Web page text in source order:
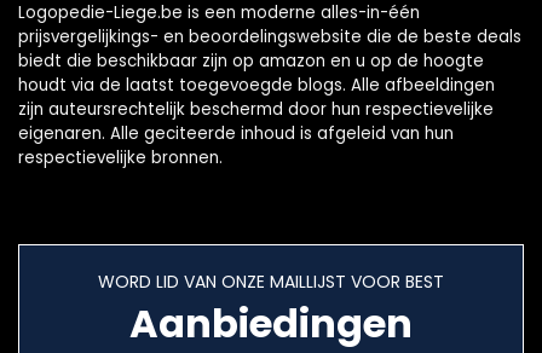
Logopedie-Liege.be is een moderne alles-in-één
prijsvergelijkings- en beoordelingswebsite die de beste deals
biedt die beschikbaar zijn op amazon en u op de hoogte
houdt via de laatst toegevoegde blogs. Alle afbeeldingen
zijn auteursrechtelijk beschermd door hun respectievelijke
eigenaren. Alle geciteerde inhoud is afgeleid van hun
respectievelijke bronnen.
WORD LID VAN ONZE MAILLIJST VOOR BEST
Aanbiedingen